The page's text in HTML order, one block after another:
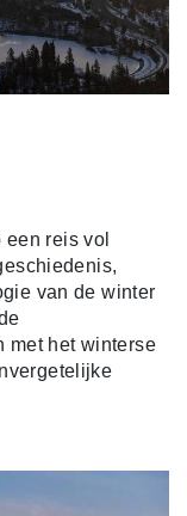
reis vol
van de winter
met het winterse